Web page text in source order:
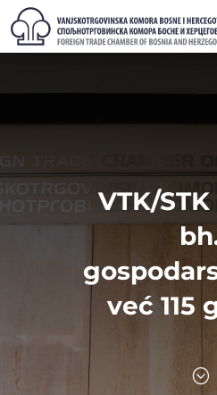
VTK/
već 115
;